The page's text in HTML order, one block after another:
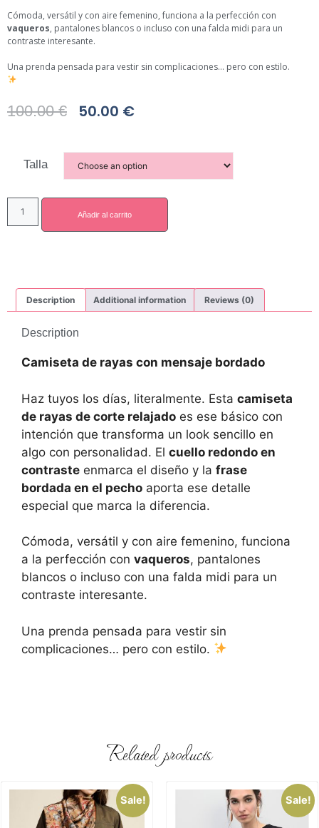
Cómoda, versátil y con aire femenino, funciona a la perfección con
vaqueros, pantalones blancos o incluso con una falda midi para un
contraste interesante.
Una prenda pensada para vestir sin complicaciones… pero con estilo.
100.00€ 50.00 €
Talla
Añadir al carrito
Description Additional information Reviews (0)
Description
Camiseta de rayas con mensaje bordado
Haz tuyos los días, literalmente. Esta camiseta
de rayas de corte relajado es ese básico con
intención que transforma un look sencillo en
algo con personalidad. El cuello redondo en
contraste enmarca el diseño y la frase
bordada en el pecho aporta ese detalle
especial que marca la diferencia.
Cómoda, versátil y con aire femenino, funciona
a la perfección con vaqueros, pantalones
blancos o incluso con una falda midi para un
contraste interesante.
Una prenda pensada para vestir sin
complicaciones… pero con estilo.
Related products
Sale! Sale!